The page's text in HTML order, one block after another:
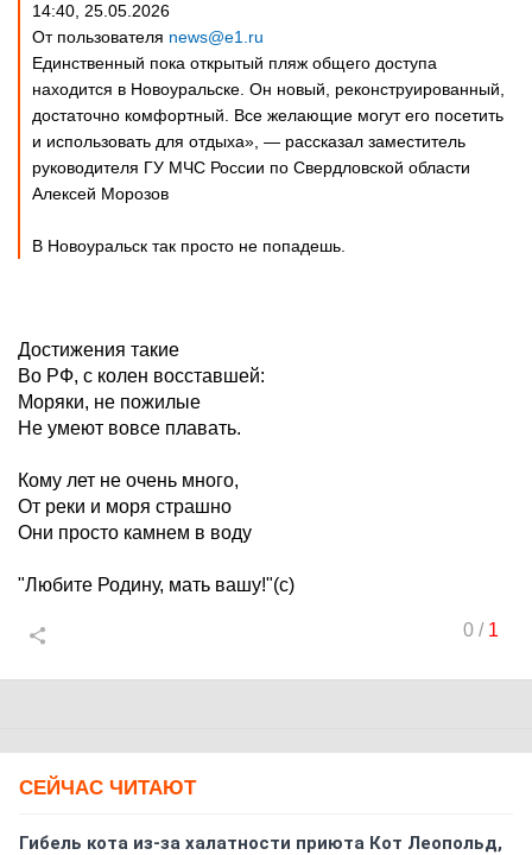
14:40, 25.05.2026
От пользователя news@e1.ru
Единственный пока открытый пляж общего доступа
находится в Новоуральске. Он новый, реконструированный,
достаточно комфортный. Все желающие могут его посетить
и использовать для отдыха», — рассказал заместитель
руководителя ГУ МЧС России по Свердловской области
Алексей Морозов
В Новоуральск так просто не попадешь.
Достижения такие
Во РФ, с колен восставшей:
Моряки, не пожилые
Не умеют вовсе плавать.
Кому лет не очень много,
От реки и моря страшно
Они просто камнем в воду
"Любите Родину, мать вашу!"(с)
0/ 1
СЕЙЧАС ЧИТАЮТ
Гибель кота из-за халатности приюта Кот Леопольд,